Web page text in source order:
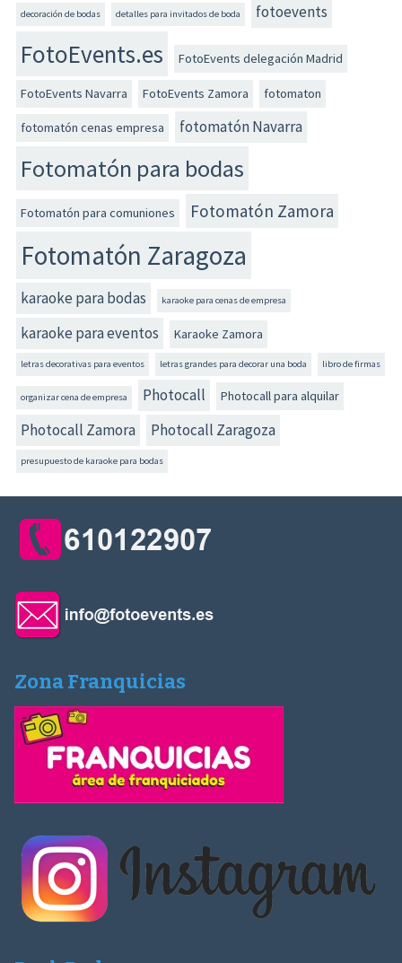
decoración de bodas detalles para invitados de boda fotoevents
FotoEvents.es FotoEvents delegación Madrid
FotoEvents Navarra FotoEvents Zamora fotomaton
fotomatón cenas empresa fotomatón Navarra
Fotomatón para bodas
Fotomatón para comuniones Fotomatón Zamora
Fotomatón Zaragoza
karaoke para bodas karaoke para cenas de empresa
karaoke para eventos Karaoke Zamora
letras decorativas para eventos letras grandes para decorar una boda libro de firmas
organizar cena de empresa Photocall Photocall para alquilar
Photocall Zamora Photocall Zaragoza
presupuesto de karaoke para bodas
Zona Franquicias